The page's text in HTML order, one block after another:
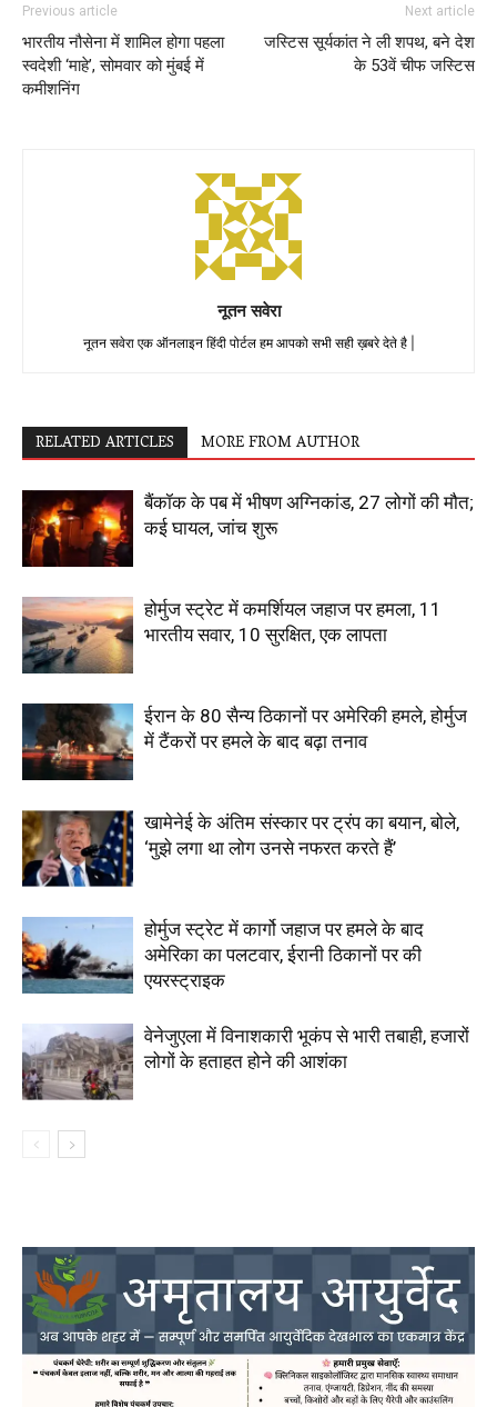
Previous article
भारतीय नौसेना में शामिल होगा पहला
स्वदेशी ‘माहे’, सोमवार को मुंबई में
कमीशनिंग
Next article
जस्टिस सूर्यकांत ने ली शपथ, बने देश
के 53वें चीफ जस्टिस
नूतन सवेरा
नूतन सवेरा एक ऑनलाइन हिंदी पोर्टल हम आपको सभी सही ख़बरे देते है |
RELATED ARTICLES MORE FROM AUTHOR
बैंकॉक के पब में भीषण अग्निकांड, 27 लोगों की मौत;
कई घायल, जांच शुरू
होर्मुज स्ट्रेट में कमर्शियल जहाज पर हमला, 11
भारतीय सवार, 10 सुरक्षित, एक लापता
ईरान के 80 सैन्य ठिकानों पर अमेरिकी हमले, होर्मुज
में टैंकरों पर हमले के बाद बढ़ा तनाव
खामेनेई के अंतिम संस्कार पर ट्रंप का बयान, बोले,
‘मुझे लगा था लोग उनसे नफरत करते हैं’
होर्मुज स्ट्रेट में कार्गो जहाज पर हमले के बाद
अमेरिका का पलटवार, ईरानी ठिकानों पर की
एयरस्ट्राइक
वेनेजुएला में विनाशकारी भूकंप से भारी तबाही, हजारों
लोगों के हताहत होने की आशंका